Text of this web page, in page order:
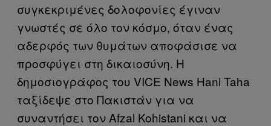
συγκεκριμένες δολοφονίες έγιναν
γνωστές σε όλο τον κόσμο, όταν ένας
αδερφός των θυμάτων αποφάσισε να
προσφύγει στη δικαιοσύνη. Η
δημοσιογράφος του VICE News Hani Taha
ταξίδεψε στο Πακιστάν για να
συναντήσει τον Afzal Kohistani και να